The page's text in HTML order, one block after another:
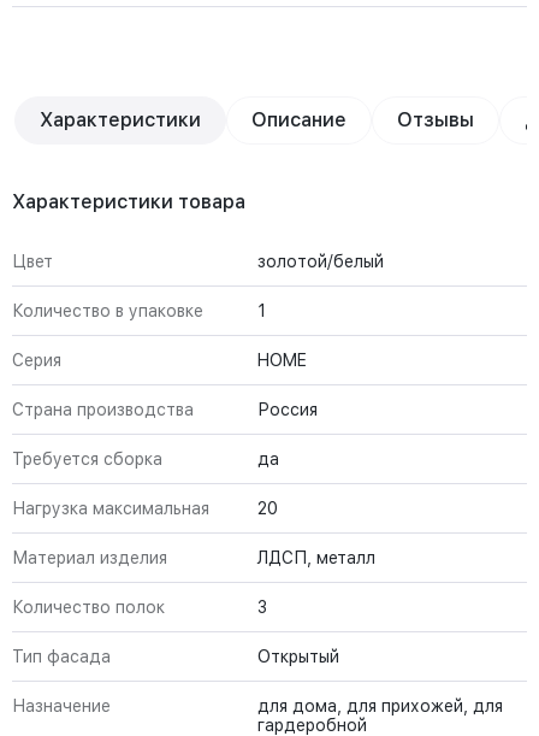
Характеристики Описание Отзывы
Характеристики товара
Цвет золотой/белый
Количество в упаковке 1
Серия HOME
Страна производства Россия
Требуется сборка да
Нагрузка максимальная 20
Материал изделия ЛДСП, металл
Количество полок 3
Тип фасада Открытый
Назначение
для дома, для прихожей, для
гардеробной